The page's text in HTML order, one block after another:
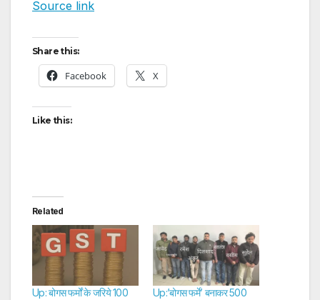
Source link
Share this:
Facebook X
Like this:
Related
Up: बोगस फर्मों के जरिये 100
Up:’बोगस फर्मे’ बनाकर 500